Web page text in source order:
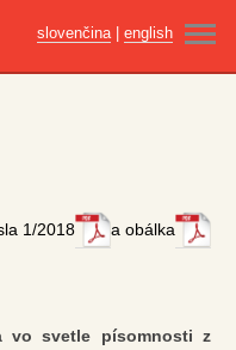
slovenčina| english
1/2018 a obálka
vo svetle písomnosti z